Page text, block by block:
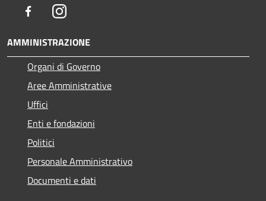
FacebookInstagram
AMMINISTRAZIONE
Organi di Governo
Aree Amministrative
Uffici
Enti e fondazioni
Politici
Personale Amministrativo
Documenti e dati